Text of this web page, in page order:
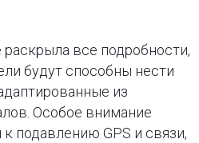
все подробности,
будут способны нести
из
Особое внимание
подавлению GPS и связи,